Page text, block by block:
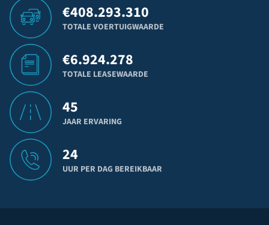
€408.293.310
TOTALE VOERTUIGWAARDE
€6.924.278
TOTALE LEASEWAARDE
45
JAAR ERVARING
24
UUR PER DAG BEREIKBAAR